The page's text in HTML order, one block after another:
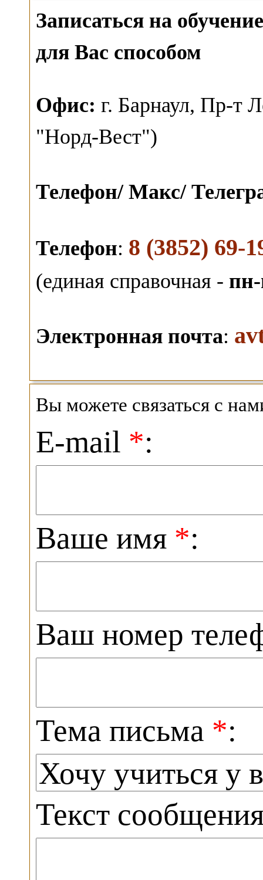
Записаться на
для Вас способом
Офис: г. Барнаул, Пр-т
"Норд-Вест")
Телефон/ Макс/
Телефон: 8 (3852) 69-
(единая справочная -
Электронная почта:
Вы можете связаться с
E-mail *:
Ваше имя *:
Ваш номер
Тема письма *:
Текст